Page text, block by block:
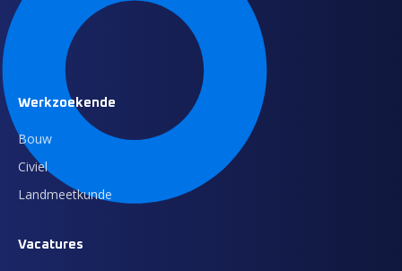
Werkzoekende
Bouw
Civiel
Landmeetkunde
Vacatures